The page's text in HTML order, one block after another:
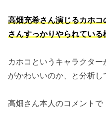
高畑充希さん演じるカホ
さんすっかりやられている
カホコというキャラクタ
がかわいいのか、と分析し
高畑さん本人のコメントで